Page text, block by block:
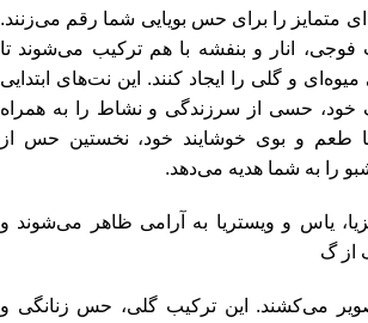
متمایز را برای حس بویایی شما رقم می‌زنند.
انار و بنفشه با هم ترکیب می‌شوند تا
و گلی را ایجاد کنند. این نت‌های ابتدایی
خود، حسی از سرزندگی و نشاط را به همراه
طعم و بوی خوشایند خود، نخستین حس از
را به شما هدیه می‌دهد.
یاس و ویستریا به آرامی ظاهر می‌شوند و
از گ
می‌کشند. این ترکیب گلی، حس زنانگی و